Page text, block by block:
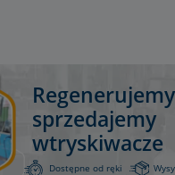
sprzedajemy
wtryskiwacze
Dostępne od ręki